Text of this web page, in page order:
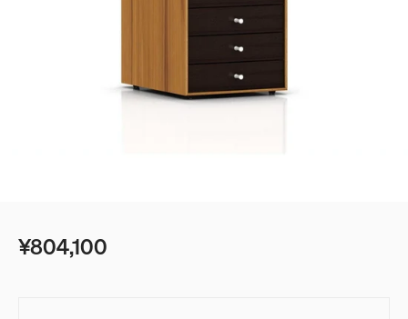
ベストセラー
¥804,100